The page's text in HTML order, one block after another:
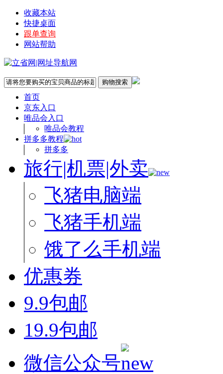
收藏本站
快捷桌面
跟单查询
网站帮助
首页
京东入口
唯品会入口
唯品会教程
拼多多教程
拼多多
旅行|机票|外卖
飞猪电脑端
飞猪手机端
饿了么手机端
优惠券
9.9包邮
19.9包邮
微信公众号